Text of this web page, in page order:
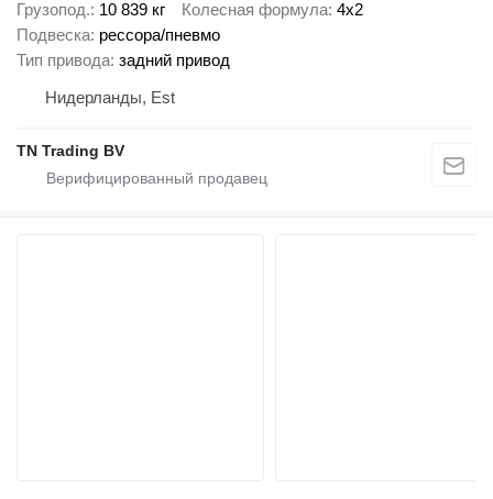
Грузопод. 10 839 кг Колесная формула 4x2
Подвеска рессора/пневмо
Тип привода задний привод
Нидерланды, Est
TN Trading BV